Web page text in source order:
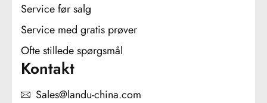
Service før salg
Service med gratis prøver
Ofte stillede spørgsmål
Kontakt
Sales@landu-china.com